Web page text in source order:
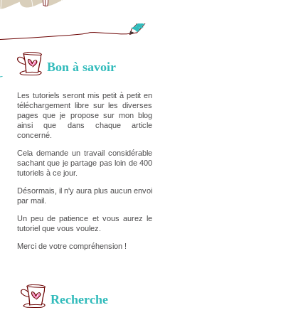
Bon à savoir
Les tutoriels seront mis petit à petit en
téléchargement libre sur les diverses
pages que je propose sur mon blog
ainsi que dans chaque article
concerné.
Cela demande un travail considérable
sachant que je partage pas loin de 400
tutoriels à ce jour.
Désormais, il n'y aura plus aucun envoi
par mail.
Un peu de patience et vous aurez le
tutoriel que vous voulez.
Merci de votre compréhension !
Recherche